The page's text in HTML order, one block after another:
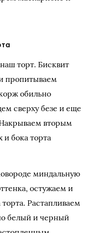
торт. Бисквит
пропитываем
обильно
сверху безе и еще
вторым
бока торта
миндальную
остужаем и
Растапливаем
белый и черный